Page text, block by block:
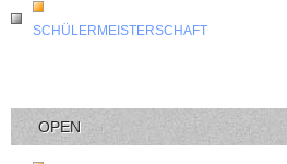
SCHÜLERMEISTERSCHAFT
OPEN